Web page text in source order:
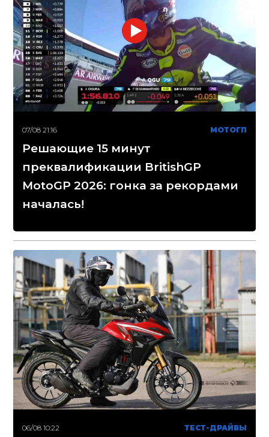
07/08 21:16 МОТОГП
Решающие 15 минут
преквалификации BritishGP
MotoGP 2026: гонка за рекордами
началась!
06/08 10:22 ТЕСТ-ДРАЙВЫ